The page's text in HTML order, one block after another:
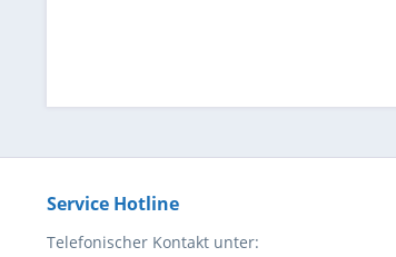
Service Hotline
Telefonischer Kontakt unter: